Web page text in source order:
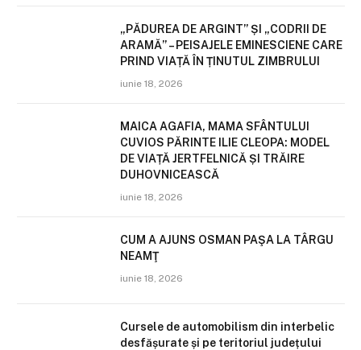
„PĂDUREA DE ARGINT” ȘI „CODRII DE
ARAMĂ” – PEISAJELE EMINESCIENE CARE
PRIND VIAȚĂ ÎN ȚINUTUL ZIMBRULUI
iunie 18, 2026
MAICA AGAFIA, MAMA SFÂNTULUI
CUVIOS PĂRINTE ILIE CLEOPA: MODEL
DE VIAȚĂ JERTFELNICĂ ȘI TRĂIRE
DUHOVNICEASCĂ
iunie 18, 2026
CUM A AJUNS OSMAN PAŞA LA TÂRGU
NEAMŢ
iunie 18, 2026
Cursele de automobilism din interbelic
desfășurate și pe teritoriul județului